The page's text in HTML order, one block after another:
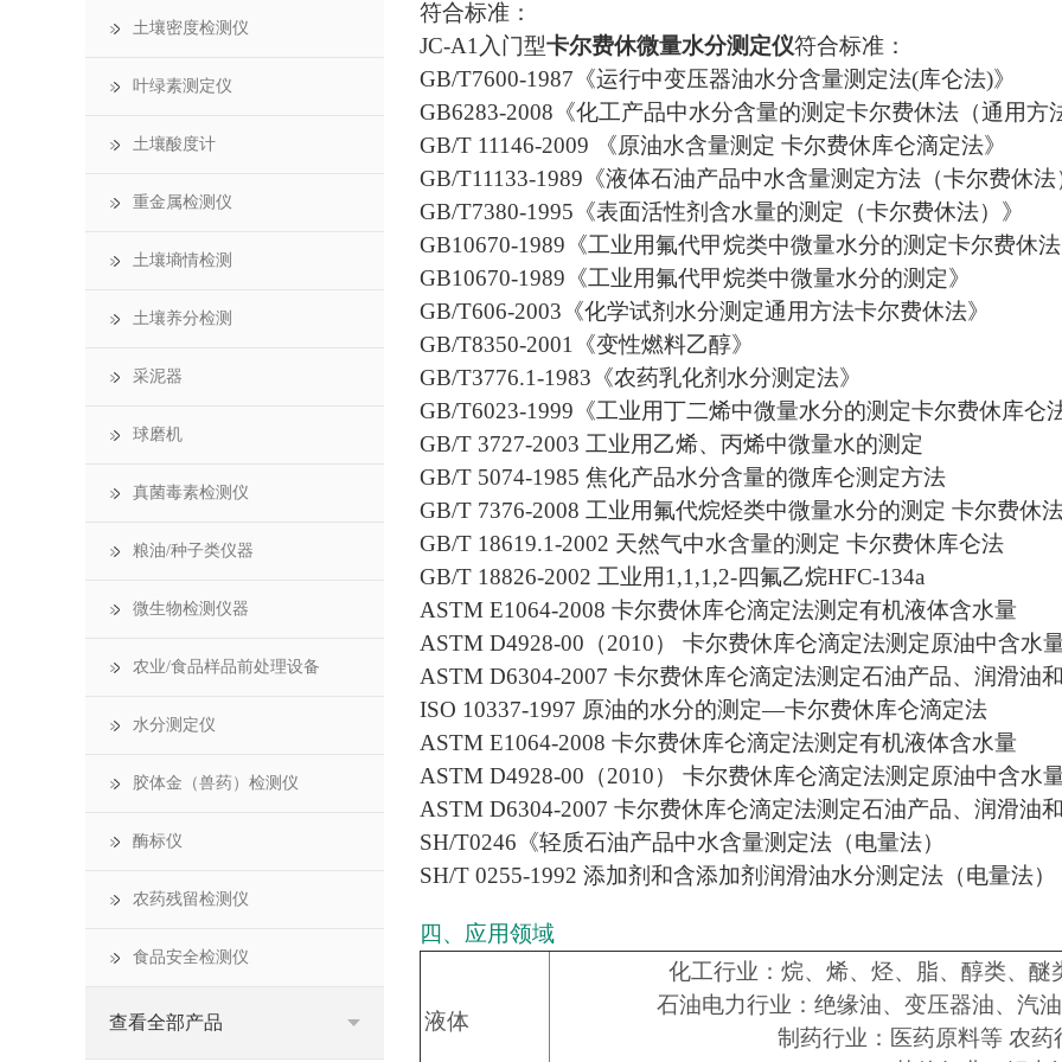
符合标准：
JC-A1入门型卡尔费休微量水分测定仪符合标准：
GB/T7600-1987《运行中变压器油水分含量测定法(库仑法)》
GB6283-2008《化工产品中水分含量的测定卡尔费休法（通用方
GB/T 11146-2009 《原油水含量测定 卡尔费休库仑滴定法》
GB/T11133-1989《液体石油产品中水含量测定方法（卡尔费休法
GB/T7380-1995《表面活性剂含水量的测定（卡尔费休法）》
GB10670-1989《工业用氟代甲烷类中微量水分的测定卡尔费休法
GB10670-1989《工业用氟代甲烷类中微量水分的测定》
GB/T606-2003《化学试剂水分测定通用方法卡尔费休法》
GB/T8350-2001《变性燃料乙醇》
GB/T3776.1-1983《农药乳化剂水分测定法》
GB/T6023-1999《工业用丁二烯中微量水分的测定卡尔费休库仑
GB/T 3727-2003 工业用乙烯、丙烯中微量水的测定
GB/T 5074-1985 焦化产品水分含量的微库仑测定方法
GB/T 7376-2008 工业用氟代烷烃类中微量水分的测定 卡尔费休
GB/T 18619.1-2002 天然气中水含量的测定 卡尔费休库仑法
GB/T 18826-2002 工业用1,1,1,2-四氟乙烷HFC-134a
ASTM E1064-2008 卡尔费休库仑滴定法测定有机液体含水量
ASTM D4928-00（2010） 卡尔费休库仑滴定法测定原油中含水
ASTM D6304-2007 卡尔费休库仑滴定法测定石油产品、润滑油
ISO 10337-1997 原油的水分的测定—卡尔费休库仑滴定法
ASTM E1064-2008 卡尔费休库仑滴定法测定有机液体含水量
ASTM D4928-00（2010） 卡尔费休库仑滴定法测定原油中含水
ASTM D6304-2007 卡尔费休库仑滴定法测定石油产品、润滑油
SH/T0246《轻质石油产品中水含量测定法（电量法）
SH/T 0255-1992 添加剂和含添加剂润滑油水分测定法（电量法）
四、应用领域
液体
化工行业：烷、烯、烃、脂、醇类、醚
石油电力行业：绝缘油、变压器油、汽
制药行业：医药原料等 农
土壤密度检测仪
叶绿素测定仪
土壤酸度计
重金属检测仪
土壤墒情检测
土壤养分检测
采泥器
球磨机
真菌毒素检测仪
粮油/种子类仪器
微生物检测仪器
农业/食品样品前处理设备
水分测定仪
胶体金（兽药）检测仪
酶标仪
农药残留检测仪
食品安全检测仪
查看全部产品